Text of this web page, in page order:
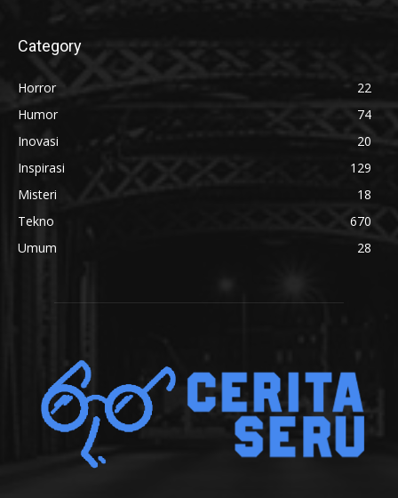
Category
Horror
22
Humor
74
Inovasi
20
Inspirasi
129
Misteri
18
Tekno
670
Umum
28